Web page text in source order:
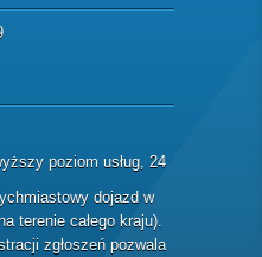
poziom usług, 24
dojazd w
terenie całego kraju).
zgłoszeń pozwala